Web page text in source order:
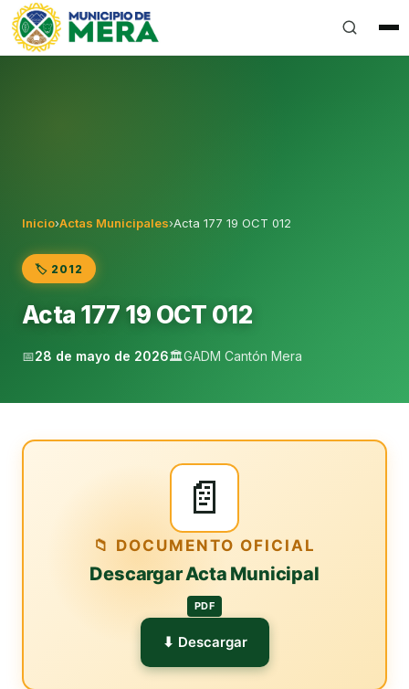
Gobierno Autónomo Descentralizado Municipal del
Inicio›Actas Municipales›Acta 177 19 OCT 012
🏷️ 2012
Acta 177 19 OCT 012
📅28 de mayo de 2026🏛️GADM Cantón Mera
📄
📁 DOCUMENTO OFICIAL
Descargar Acta Municipal
PDF
⬇ Descargar